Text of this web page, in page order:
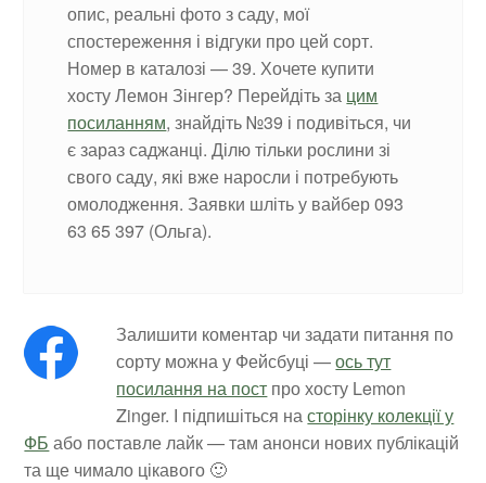
опис, реальні фото з саду, мої
спостереження і відгуки про цей сорт.
Номер в каталозі — 39. Хочете купити
хосту Лемон Зінгер? Перейдіть за цим
посиланням, знайдіть №39 і подивіться, чи
є зараз саджанці. Ділю тільки рослини зі
свого саду, які вже наросли і потребують
омолодження. Заявки шліть у вайбер 093
63 65 397 (Ольга).
Залишити коментар чи задати питання по
сорту можна у Фейсбуці —ось тут
посилання на пост про хосту Lemon
Zinger. І підпишіться насторінку колекції у
ФБ або поставле лайк — там анонси нових публікацій
та ще чимало цікавого 🙂